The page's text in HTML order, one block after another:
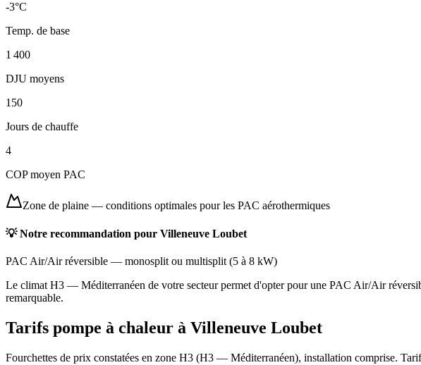
-3°C
Temp. de base
1 400
DJU moyens
150
Jours de chauffe
4
COP moyen PAC
Zone de plaine — conditions optimales pour les PAC aérothermiques
💡 Notre recommandation pour Villeneuve Loubet
PAC Air/Air réversible — monosplit ou multisplit (5 à 8 kW)
Le climat H3 — Méditerranéen de votre secteur permet d'opter pour une PAC Air/Air
remarquable.
Tarifs pompe à chaleur à Villeneuve Loubet
Fourchettes de prix constatées en zone H3 (H3 — Méditerranéen), installation comprise.